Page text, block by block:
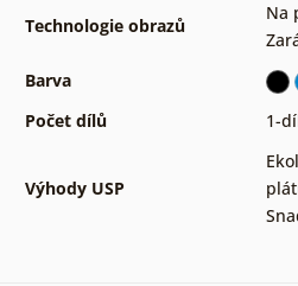
Technologie obrazů
Na
Barva
Počet dílů
1-
Výhody USP